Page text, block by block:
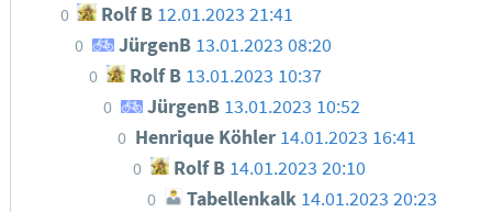
0 Rolf B 12.01.2023 21:41
0 JürgenB 13.01.2023 08:20
0 Rolf B 13.01.2023 10:37
0 JürgenB 13.01.2023 10:52
0 Henrique Köhler 14.01.2023 16:41
0 Rolf B 14.01.2023 20:10
0 Tabellenkalk 14.01.2023 20:23